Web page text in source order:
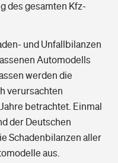
des gesamten Kfz-
und Unfallbilanzen
Automodells
werden die
verursachten
betrachtet. Einmal
der Deutschen
Schadenbilanzen aller
aus.